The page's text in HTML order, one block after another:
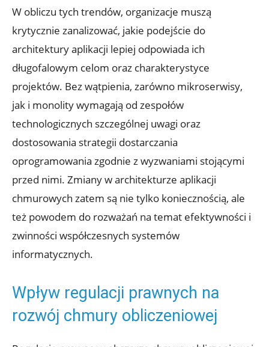
W obliczu tych trendów, ⁢organizacje muszą
krytycznie‌ zanalizować, jakie ‍podejście do
architektury aplikacji lepiej‌ odpowiada ich
długofalowym celom⁣ oraz charakterystyce
projektów. Bez wątpienia, zarówno mikroserwisy,
‍jak i monolity wymagają od zespołów
technologicznych szczególnej uwagi ⁢oraz
dostosowania ‍strategii dostarczania
oprogramowania zgodnie z wyzwaniami stojącymi
przed nimi. Zmiany​ w architekturze aplikacji
chmurowych zatem są nie tylko koniecznością, ale
też ‍powodem ‌do ⁤rozważań na temat⁢ efektywności i
⁣zwinności współczesnych systemów
informatycznych.
Wpływ regulacji prawnych ⁤na
rozwój‌ chmury ⁣obliczeniowej